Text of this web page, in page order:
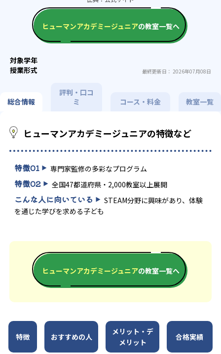
ヒューマンアカデミージュニアの教室一覧へ
最終更新日： 2026年07月08日
総合情報
評判・口コ
ミ
コース・料金 教室一覧
ヒューマンアカデミージュニアの特徴など
特徴01 専門家監修の多彩なプログラム
特徴02 全国47都道府県・2,000教室以上展開
こんな人に向いている
STEAM分野に興味があり、体験
を通じた学びを求める子ども
ヒューマンアカデミージュニアの教室一覧へ
特徴 おすすめの人
メリット・デ
メリット
合格実績